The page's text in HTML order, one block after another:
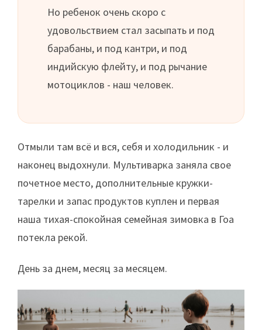
Но ребенок очень скоро с
удовольствием стал засыпать и под
барабаны, и под кантри, и под
индийскую флейту, и под рычание
мотоциклов - наш человек.
Отмыли там всё и вся, себя и холодильник - и
наконец выдохнули. Мультиварка заняла свое
почетное место, дополнительные кружки-
тарелки и запас продуктов куплен и первая
наша тихая-спокойная семейная зимовка в Гоа
потекла рекой.
День за днем, месяц за месяцем.